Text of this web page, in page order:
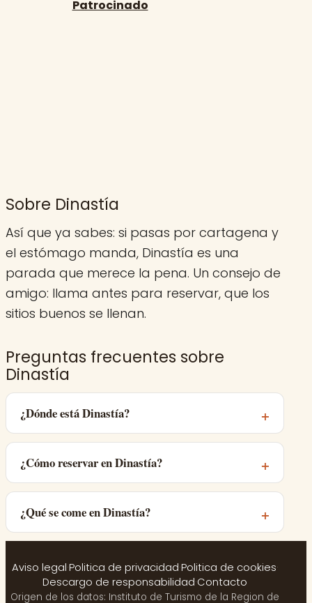
Sobre Dinastía
Así que ya sabes: si pasas por cartagena y
el estómago manda, Dinastía es una
parada que merece la pena. Un consejo de
amigo: llama antes para reservar, que los
sitios buenos se llenan.
Preguntas frecuentes sobre
Dinastía
¿Dónde está Dinastía?
¿Cómo reservar en Dinastía?
¿Qué se come en Dinastía?
Aviso legal·Politica de privacidad·Politica de cookies·
Descargo de responsabilidad·Contacto
Origen de los datos: Instituto de Turismo de la Region de